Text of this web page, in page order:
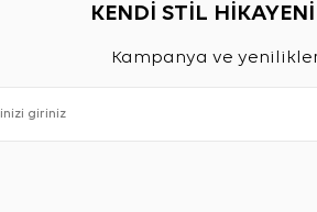
KENDİ STİL
Kampanya ve